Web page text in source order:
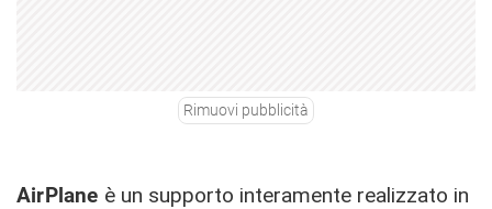
Rimuovi pubblicità
AirPlane è un supporto interamente realizzato in